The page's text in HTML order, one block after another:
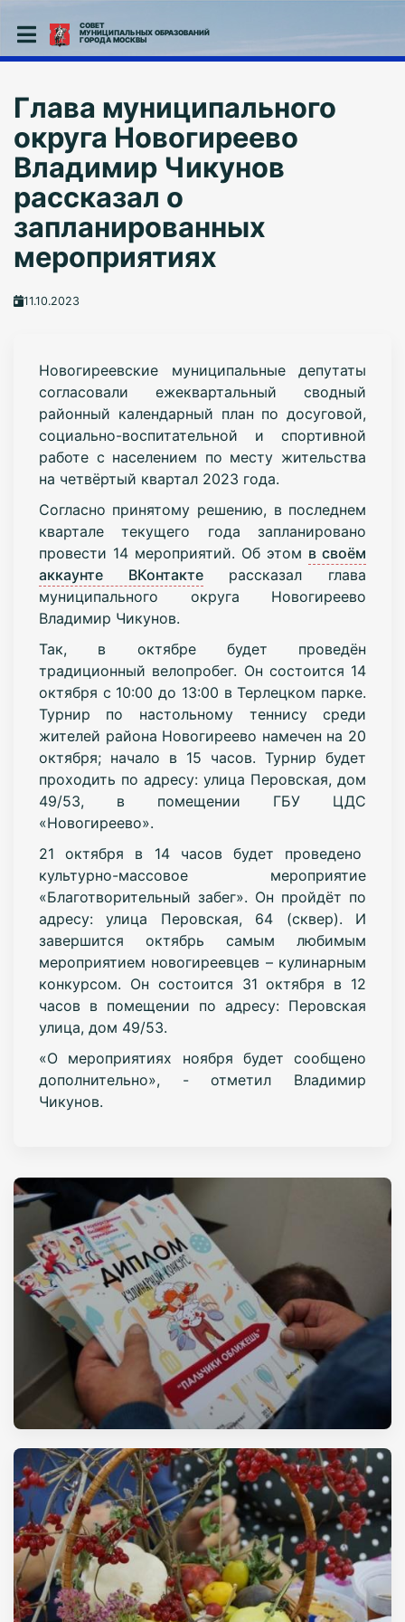
СОВЕТ
МУНИЦИПАЛЬНЫХ ОБРАЗОВАНИЙ
ГОРОДА МОСКВЫ
Глава муниципального
округа Новогиреево
Владимир Чикунов
рассказал о
запланированных
мероприятиях
11.10.2023
Новогиреевские муниципальные депутаты
согласовали ежеквартальный сводный
районный календарный план по досуговой,
социально-воспитательной и спортивной
работе с населением по месту жительства
на четвёртый квартал 2023 года.
Согласно принятому решению, в последнем
квартале текущего года запланировано
провести 14 мероприятий. Об этом в своём
аккаунте ВКонтактерассказал глава
муниципального округа Новогиреево
Владимир Чикунов.
Так, в октябре будет проведён
традиционный велопробег. Он состоится 14
октября с 10:00 до 13:00 в Терлецком парке.
Турнир по настольному теннису среди
жителей района Новогиреево намечен на 20
октября; начало в 15 часов. Турнир будет
проходить по адресу: улица Перовская, дом
49/53, в помещении ГБУ ЦДС
«Новогиреево».
21 октября в 14 часов будет проведено
культурно-массовое мероприятие
«Благотворительный забег». Он пройдёт по
адресу: улица Перовская, 64 (сквер). И
завершится октябрь самым любимым
мероприятием новогиреевцев – кулинарным
конкурсом. Он состоится 31 октября в 12
часов в помещении по адресу: Перовская
улица, дом 49/53.
«О мероприятиях ноября будет сообщено
дополнительно», - отметил Владимир
Чикунов.